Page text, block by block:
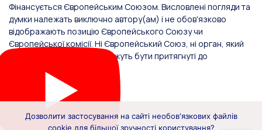
Фінансується Європейським Союзом. Висловлені погляди та
думки належать виключно автору(ам) і не обов'язково
відображають позицію Європейського Союзу чи
Європейської комісії. Ні Європейський Союз, ні орган, який
надав фінансування, не можуть бути притягнуті до
Дозволити застосування на сайті необов'язкових файлів
cookie для більшої зручності користування?